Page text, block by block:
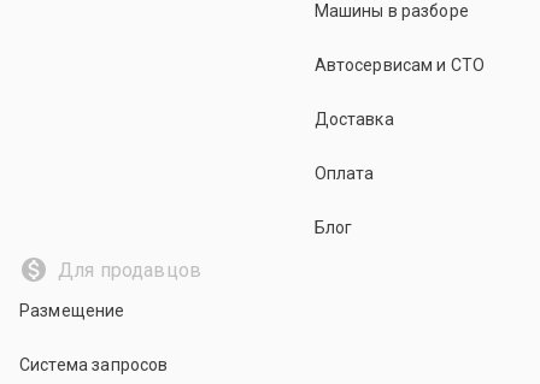
Машины в разборе
Автосервисам и СТО
Доставка
Оплата
Блог
Для продавцов
Размещение
Система запросов